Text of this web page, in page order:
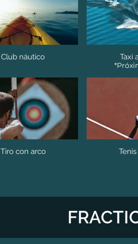
Club náutico
Taxi
Tiro con arco